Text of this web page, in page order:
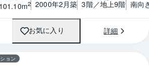
101.10m2 2000年2月築 3階／地上9階 南向
お気に入り 詳細
1 / 0 間取り
ョン